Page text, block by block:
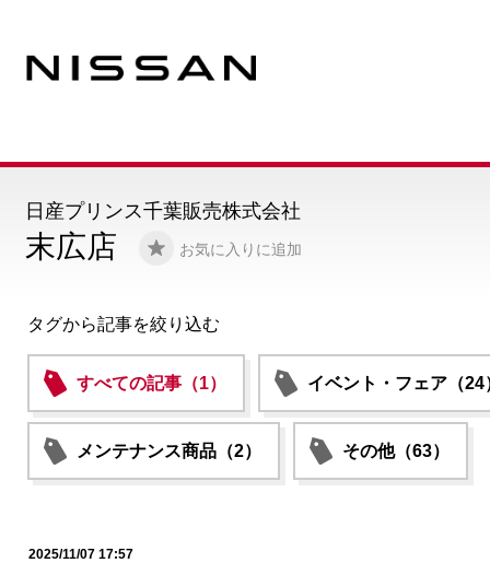
末広店 お気に入りに追加
日産プリンス千葉販売株式会社
タグから記事を絞り込む
すべての記事（1） イベント・フェア（24
メンテナンス商品（2） その他（63）
2025/11/07 17:57